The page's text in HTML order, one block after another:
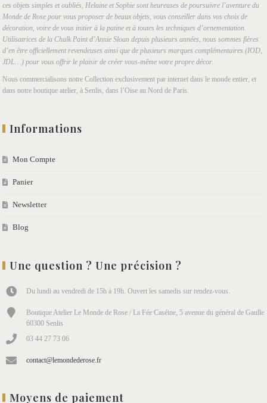
ces objets simples et oubliés, Helaine et Sophie sont heureuses de poursuivre l’aventure du
Monde de Rose pour vous proposer de beaux objets, vous conseiller dans vos choix de
décoration, voire de vous initier à la patine et à toutes les techniques d’ornementation.
Utilisatrices de la Chalk Paint d’Annie Sloan depuis plusieurs années, nous sommes fières
d’en être officiellement revendeuses ainsi que de plusieurs marques complémentaires (IOD,
JDL…) pour vous offrir le plaisir de créer vous-même votre propre décor.
Nous commercialisons notre Collection exclusivement par internet dans le monde entier, et
dans notre boutique atelier, à Senlis, dans l’Oise au Nord de Paris.
Informations
Mon Compte
Panier
Newsletter
Blog
Une question ? Une précision ?
Du lundi au vendredi de 15h à 19h. Ouvert les samedis sur rendez-vous.
Boutique Atelier Le Monde de Rose / La Fée Caséine, 5 avenue du général de Gaulle
60300 Senlis
03 44 27 73 06
contact@lemondederose.fr
Moyens de paiement